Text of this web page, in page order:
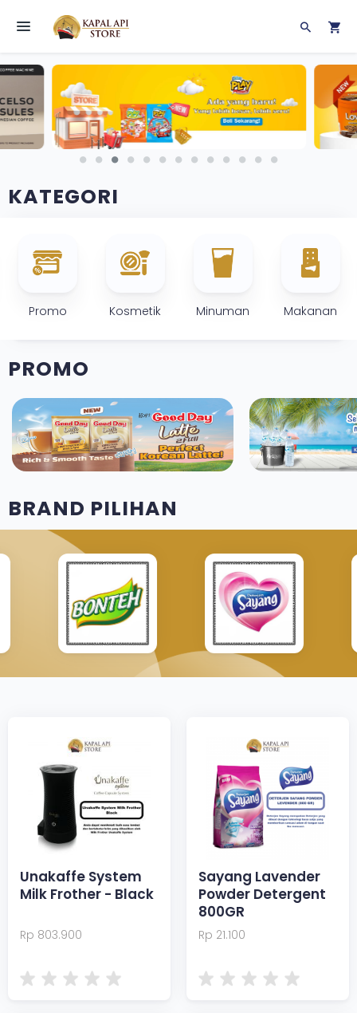
Toggle navigation
KATEGORI
Promo Kosmetik Minuman Makanan
PROMO
BRAND PILIHAN
Unakaffe System
Milk Frother - Black
Rp 803.900
Sayang Lavender
Powder Detergent
800GR
Rp 21.100